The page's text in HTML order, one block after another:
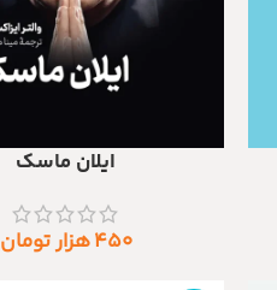
ایلان ماسک
۴۵۰هزار تومان